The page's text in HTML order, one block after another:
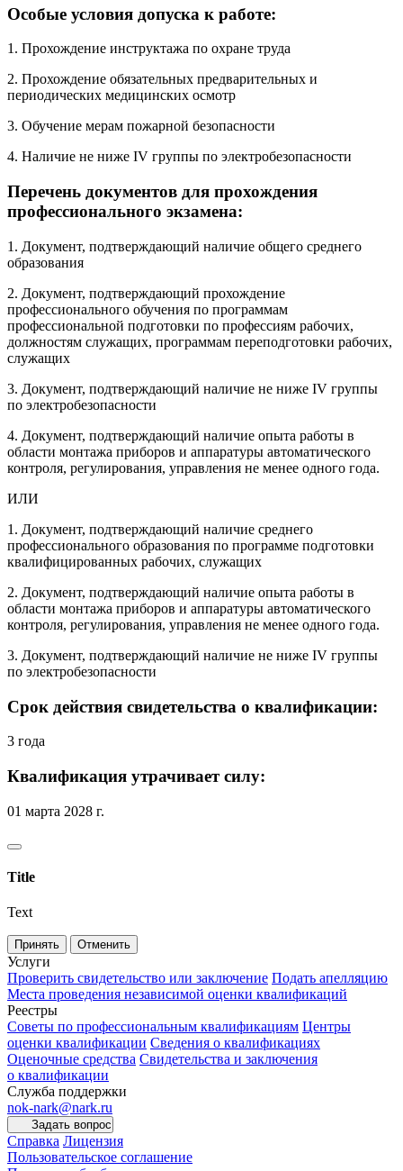
Особые условия допуска к работе:
1. Прохождение инструктажа по охране труда
2. Прохождение обязательных предварительных и
периодических медицинских осмотр
3. Обучение мерам пожарной безопасности
4. Наличие не ниже IV группы по электробезопасности
Перечень документов для прохождения
профессионального экзамена:
1. Документ, подтверждающий наличие общего среднего
образования
2. Документ, подтверждающий прохождение
профессионального обучения по программам
профессиональной подготовки по профессиям рабочих,
должностям служащих, программам переподготовки рабочих,
служащих
3. Документ, подтверждающий наличие не ниже IV группы
по электробезопасности
4. Документ, подтверждающий наличие опыта работы в
области монтажа приборов и аппаратуры автоматического
контроля, регулирования, управления не менее одного года.
ИЛИ
1. Документ, подтверждающий наличие среднего
профессионального образования по программе подготовки
квалифицированных рабочих, служащих
2. Документ, подтверждающий наличие опыта работы в
области монтажа приборов и аппаратуры автоматического
контроля, регулирования, управления не менее одного года.
3. Документ, подтверждающий наличие не ниже IV группы
по электробезопасности
Срок действия свидетельства о квалификации:
3 года
Квалификация утрачивает силу:
01 марта 2028 г.
Title
Text
Принять Отменить
Услуги
Проверить свидетельство или заключение Подать апелляцию
Места проведения независимой оценки квалификаций
Реестры
Советы по профессиональным квалификациям Центры
оценки квалификации Сведения о квалификациях
Оценочные средства Свидетельства и заключения
о квалификации
Служба поддержки
nok-nark@nark.ru
Задать вопрос
Справка Лицензия
Пользовательское соглашение